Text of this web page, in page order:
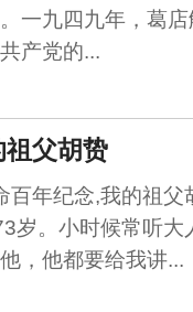
一九四九年，葛
产党的...
父胡贽
百年纪念,我的祖父
岁。小时候常听大
，他都要给我讲...